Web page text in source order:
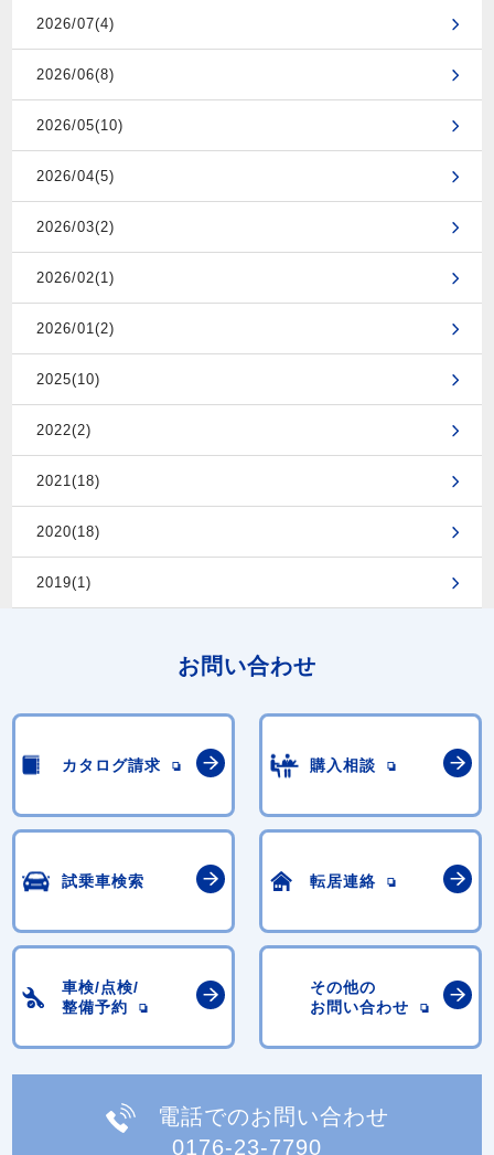
2026/07(4)
2026/06(8)
2026/05(10)
2026/04(5)
2026/03(2)
2026/02(1)
2026/01(2)
2025(10)
2022(2)
2021(18)
2020(18)
2019(1)
お問い合わせ
カタログ請求 購入相談
試乗車検索 転居連絡
車検/点検/
整備予約
その他の
お問い合わせ
電話でのお問い合わせ
0176-23-7790